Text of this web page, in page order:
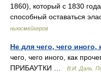
1860), который с 1830
способный оставаться
ньюсмейкеров
Не для чего, чего иного,
чего, чего иного, как
ПРИБАУТКИ …
В.И. Даль.